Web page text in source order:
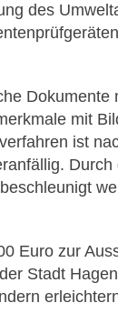
des
mit
ist
Durch
Euro zur
Stadt